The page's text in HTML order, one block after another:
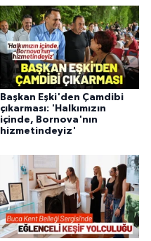
Başkan Eşki'den Çamdibi
çıkarması: 'Halkımızın
içinde, Bornova'nın
hizmetindeyiz'